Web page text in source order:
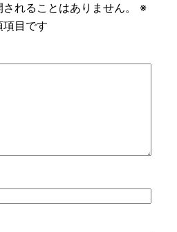
れることはありません。
※
目です